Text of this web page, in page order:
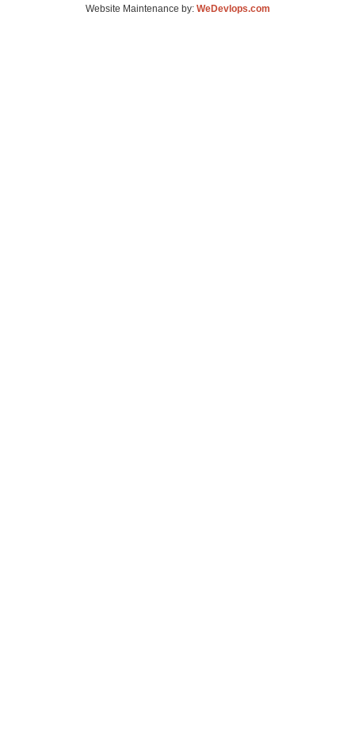
Website Maintenance by: WeDevlops.com